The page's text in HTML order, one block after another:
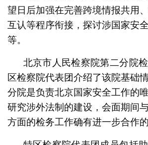
望日后加强在完善跨境情报共用
互认等程序衔接，探讨涉国家安
等。
北京市人民检察院第二分院
区检察院代表团介绍了该院基础
分院是负责北京国家安全工作的
研究涉外法制的建设，会面期间
方面的检务工作确有进一步合作的